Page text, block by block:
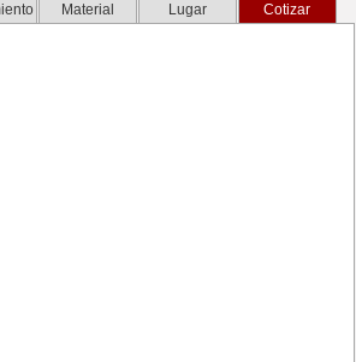
Material Lugar Cotizar